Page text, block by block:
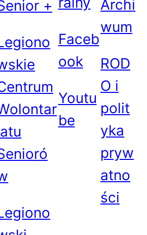
+
Faceb
ook
Youtu
be
Archi
wum
ROD
O i
polit
yka
pryw
atno
ści